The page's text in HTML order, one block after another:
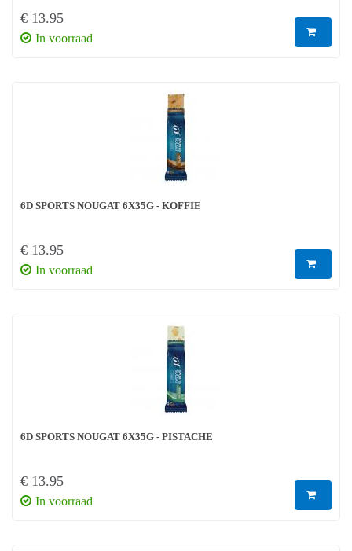
€ 13.95
In voorraad
6D SPORTS NOUGAT 6X35G - KOFFIE
€ 13.95
In voorraad
6D SPORTS NOUGAT 6X35G - PISTACHE
€ 13.95
In voorraad